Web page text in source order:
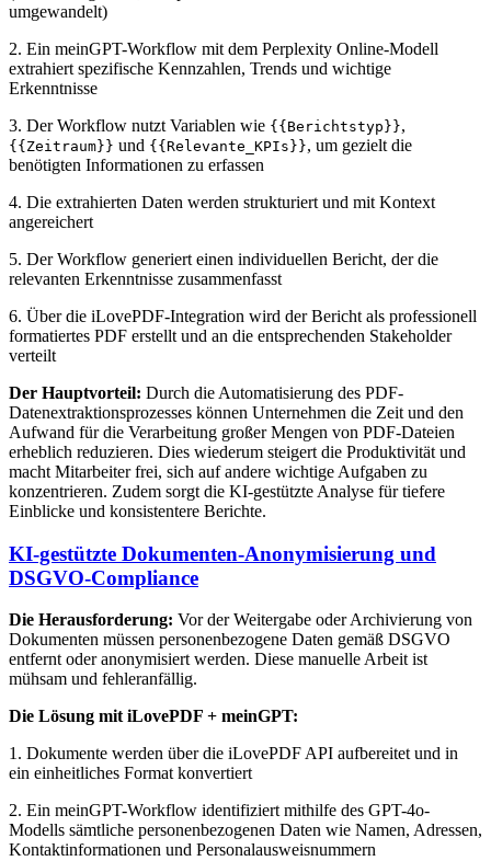
umgewandelt)
2. Ein meinGPT-Workflow mit dem Perplexity Online-Modell
extrahiert spezifische Kennzahlen, Trends und wichtige
Erkenntnisse
3. Der Workflow nutzt Variablen wie {{Berichtstyp}},
{{Zeitraum}} und {{Relevante_KPIs}}, um gezielt die
benötigten Informationen zu erfassen
4. Die extrahierten Daten werden strukturiert und mit Kontext
angereichert
5. Der Workflow generiert einen individuellen Bericht, der die
relevanten Erkenntnisse zusammenfasst
6. Über die iLovePDF-Integration wird der Bericht als professionell
formatiertes PDF erstellt und an die entsprechenden Stakeholder
verteilt
Der Hauptvorteil: Durch die Automatisierung des PDF-
Datenextraktionsprozesses können Unternehmen die Zeit und den
Aufwand für die Verarbeitung großer Mengen von PDF-Dateien
erheblich reduzieren. Dies wiederum steigert die Produktivität und
macht Mitarbeiter frei, sich auf andere wichtige Aufgaben zu
konzentrieren. Zudem sorgt die KI-gestützte Analyse für tiefere
Einblicke und konsistentere Berichte.
KI-gestützte Dokumenten-Anonymisierung und
DSGVO-Compliance
Die Herausforderung: Vor der Weitergabe oder Archivierung von
Dokumenten müssen personenbezogene Daten gemäß DSGVO
entfernt oder anonymisiert werden. Diese manuelle Arbeit ist
mühsam und fehleranfällig.
Die Lösung mit iLovePDF + meinGPT:
1. Dokumente werden über die iLovePDF API aufbereitet und in
ein einheitliches Format konvertiert
2. Ein meinGPT-Workflow identifiziert mithilfe des GPT-4o-
Modells sämtliche personenbezogenen Daten wie Namen, Adressen,
Kontaktinformationen und Personalausweisnummern